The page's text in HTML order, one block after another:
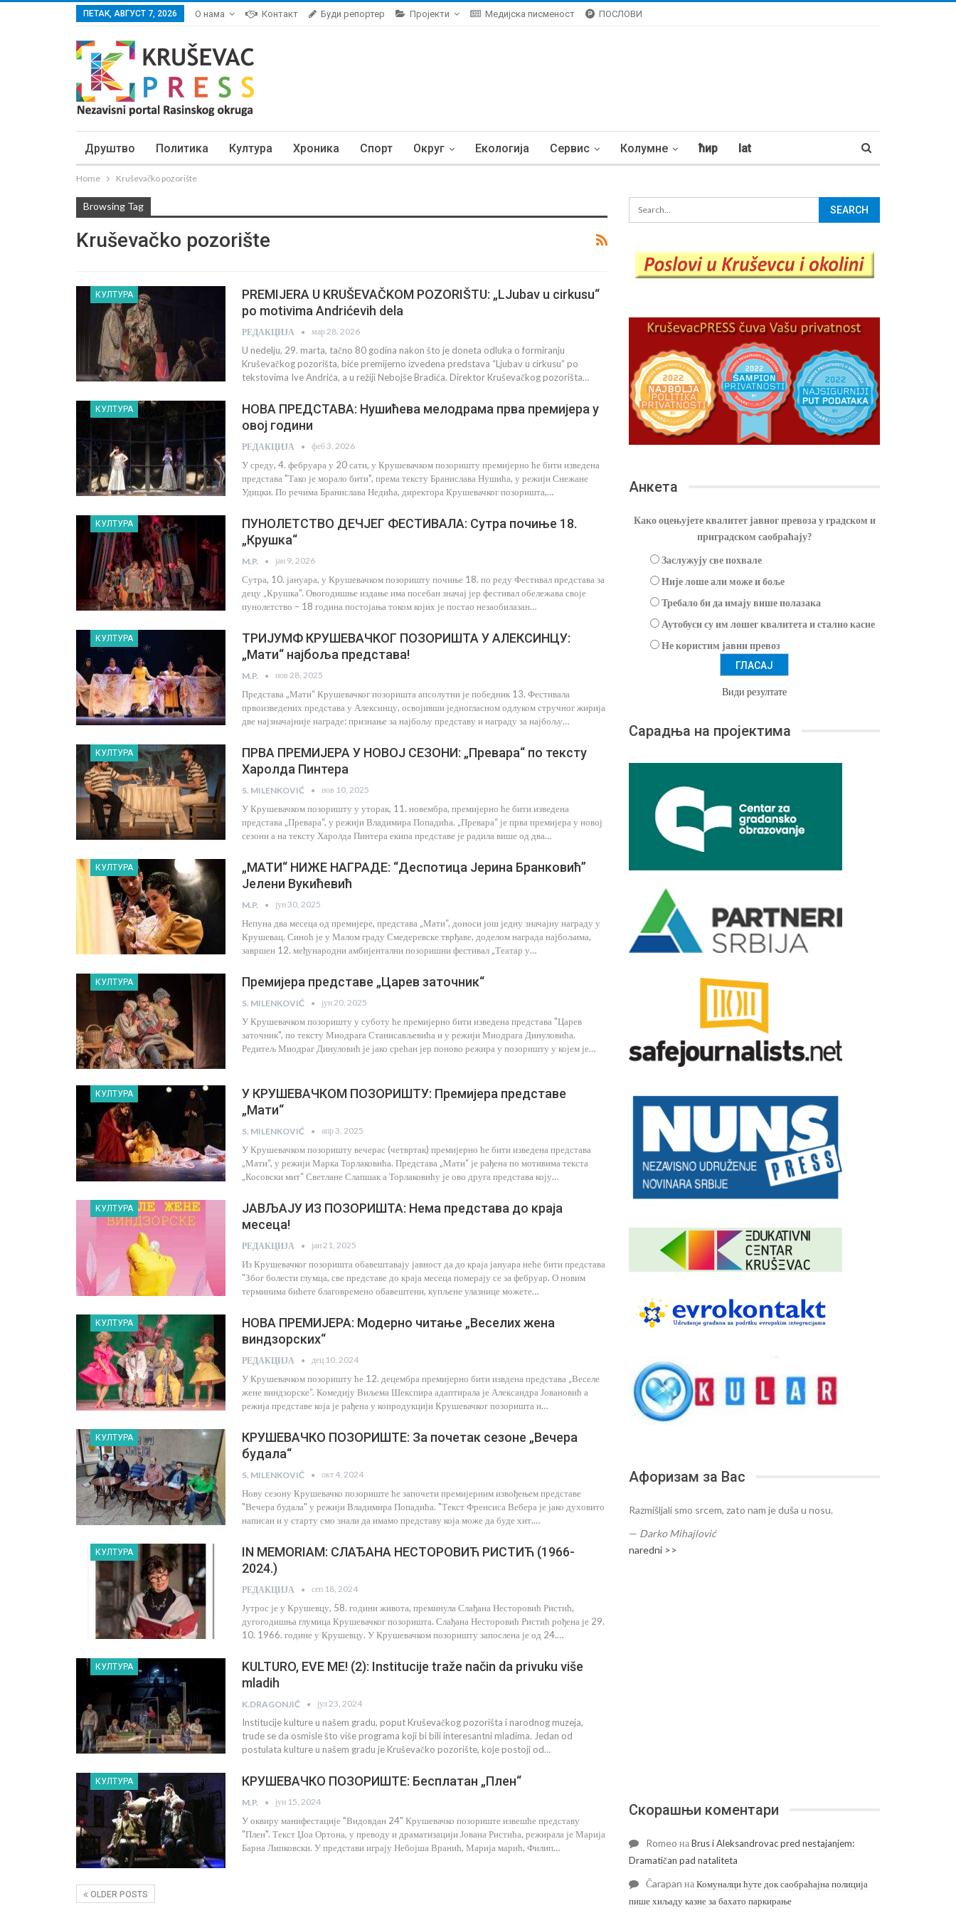
ПЕТАК, АВГУСТ 7, 2026 О нама Контакт Буди репортер Пројекти Медијска писменост ПОСЛОВИ
Друштво Политика Култура Хроника Спорт Округ Екологија Сервис Колумне ћир lat
Home Kruševačko pozorište
Browsing Tag
Kruševačko pozorište
КУЛТУРА
PREMIJERA U KRUŠEVAČKOM POZORIŠTU: „LJubav u cirkusu“
po motivima Andrićevih dela
РЕДАКЦИЈА мар 28, 2026
U nedelju, 29. marta, tačno 80 godina nakon što je doneta odluka o formiranju
Kruševačkog pozorišta, biće premijerno izvedena predstava “Ljubav u cirkusu” po
tekstovima Ive Andrića, a u režiji Nebojše Bradića. Direktor Kruševačkog pozorišta…
КУЛТУРА
НОВА ПРЕДСТАВА: Нушићева мелодрама прва премијера у
овој години
РЕДАКЦИЈА феб 3, 2026
У среду, 4. фебруара у 20 сати, у Крушевачком позоришту премијерно ће бити изведена
представа "Тако је морало бити", према тексту Бранислава Нушића, у режији Снежане
Удицки. По речима Бранислава Недића, директора Крушевачког позоришта,…
КУЛТУРА
ПУНОЛЕТСТВО ДЕЧЈЕГ ФЕСТИВАЛА: Сутра почиње 18.
„Крушка“
M.P. јан 9, 2026
Сутра, 10. јануара, у Крушевачком позоришту почиње 18. по реду Фестивал представа за
децу „Крушка“. Овогодишње издање има посебан значај јер фестивал обележава своје
пунолетство – 18 година постојања током којих је постао незаобилазан…
КУЛТУРА
ТРИЈУМФ КРУШЕВАЧКОГ ПОЗОРИШТА У АЛЕКСИНЦУ:
„Мати“ најбоља представа!
M.P. нов 28, 2025
Представа „Мати“ Крушевачког позоришта апсолутни је победник 13. Фестивала
првоизведених представа у Алексинцу, освојивши једногласном одлуком стручног жирија
две најзначајније награде: признање за најбољу представу и награду за најбољу…
КУЛТУРА
ПРВА ПРЕМИЈЕРА У НОВОЈ СЕЗОНИ: „Превара“ по тексту
Харолда Пинтера
S. MILENKOVIĆ нов 10, 2025
У Крушевачком позоришту у уторак, 11. новембра, премијерно ће бити изведена
представа „Превара“, у режији Владимира Попадића. „Превара“ је прва премијера у новој
сезони а на тексту Харолда Пинтера екипа представе је радила више од два…
КУЛТУРА
„МАТИ“ НИЖЕ НАГРАДЕ: “Деспотица Јерина Бранковић”
Јелени Вукићевић
M.P. јун 30, 2025
Непуна два месеца од премијере, представа „Мати“, доноси још једну значајну награду у
Крушевац. Синоћ је у Малом граду Смедеревске тврђаве, доделом награда најбољима,
завршен 12. међународни амбијентални позоришни фестивал „Театар у…
КУЛТУРА Премијера представе „Царев заточник“
S. MILENKOVIĆ јун 20, 2025
У Крушевачком позоришту у суботу ће премијерно бити изведена представа "Царев
заточник", по тексту Миодрага Станисављевића и у режији Миодрага Динуловића.
Редитељ Миодраг Динуловић је јако срећан јер поново режира у позоришту у којем је…
КУЛТУРА
У КРУШЕВАЧКОМ ПОЗОРИШТУ: Премијера представе
„Мати“
S. MILENKOVIĆ апр 3, 2025
У Крушевачком позоришту вечерас (четвртак) премијерно ће бити изведена представа
„Мати“, у режији Марка Торлаковића. Представа „Мати“ је рађена по мотивима текста
„Косовски мит“ Светлане Слапшак а Торлаковићу је ово друга представа коју…
КУЛТУРА
ЈАВЉАЈУ ИЗ ПОЗОРИШТА: Нема представа до краја
месеца!
РЕДАКЦИЈА јан 21, 2025
Из Крушевачког позоришта обавештавају јавност да до краја јануара неће бити представа
"Због болести глумца, све представе до краја месеца померају се за фебруар. О новим
терминима бићете благовремено обавештени, купљене улазнице можете…
КУЛТУРА
НОВА ПРЕМИЈЕРА: Модерно читање „Веселих жена
виндзорских“
РЕДАКЦИЈА дец 10, 2024
У Крушевачком позоришту ће 12. децембра премијерно бити извдена представа „Веселе
жене виндзорске“. Комедију Виљема Шекспира адаптирала је Александра Јовановић а
режија представе која је рађена у копродукцији Крушевачког позоришта и…
КУЛТУРА
КРУШЕВАЧКО ПОЗОРИШТЕ: За почетак сезоне „Вечера
будала“
S. MILENKOVIĆ окт 4, 2024
Нову сезону Крушевачко позориште ће започети премијерним извођењем представе
"Вечера будала" у режији Владимира Попадића. "Текст Френсиса Вебера је јако духовито
написан и у старту смо знали да имамо представу која може да буде хит.…
КУЛТУРА
IN MEMORIAM: СЛАЂАНА НЕСТОРОВИЋ РИСТИЋ (1966-
2024.)
РЕДАКЦИЈА сеп 18, 2024
Јутрос је у Крушевцу, 58. години живота, преминула Слађана Несторовић Ристић,
дугогодишња глумица Крушевачког позоришта. Слађана Несторовић Ристић рођена је 29.
10. 1966. године у Крушевцу. У Крушевачком позоришту запослена је од 24.…
КУЛТУРА
KULTURO, EVE ME! (2): Institucije traže način da privuku više
mladih
K.DRAGONJIĆ јул 23, 2024
Institucije kulture u našem gradu, poput Kruševačkog pozorišta i narodnog muzeja,
trude se da osmisle što više programa koji bi bili interesantni mladima. Jedan od
postulata kulture u našem gradu je Kruševačko pozorište, koje postoji od…
КУЛТУРА КРУШЕВАЧКО ПОЗОРИШТЕ: Бесплатан „Плен“
M.P. јун 15, 2024
У оквиру манифестације "Видовдан 24" Крушевачко позориште извешће представу
"Плен". Текст Џоа Ортона, у преводу и драматизацији Јована Ристића, режирала је Марија
Барна Липковски. У представи играју Небојша Вранић, Марија марић, Филип…
OLDER POSTS
Анкета
Како оцењујете квалитет јавног превоза у градском и
приградском саобраћају?
Заслужују све похвале
Није лоше али може и боље
Требало би да имају више полазака
Аутобуси су им лошег квалитета и стално касне
Не користим јавни превоз
Види резултате
Сарадња на пројектима
Афоризам за Вас
Razmišljali smo srcem, zato nam je duša u nosu.
— Darko Mihajlović
naredni >>
Скорашњи коментари
Romeo наBrus i Aleksandrovac pred nestajanjem:
Dramatičan pad nataliteta
Čarapan наКомуналци ћуте док саобраћајна полиција
пише хиљаду казне за бахато паркирање